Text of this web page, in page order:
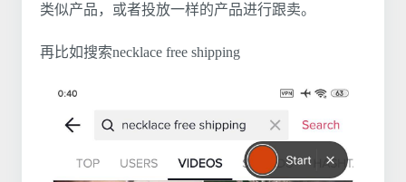
类似产品，或者投放一样的产品进行跟卖。
再比如搜索necklace free shipping